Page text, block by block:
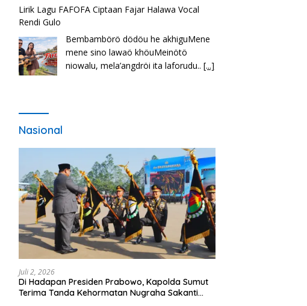
Lirik Lagu FAFOFA Ciptaan Fajar Halawa Vocal
Rendi Gulo
Bembambörö dödöu he akhiguMene
mene sino lawaö khöuMeinötö
niowalu, mela’angdröi ita laforudu..[...]
Nasional
Juli 2, 2026
Di Hadapan Presiden Prabowo, Kapolda Sumut
Terima Tanda Kehormatan Nugraha Sakanti